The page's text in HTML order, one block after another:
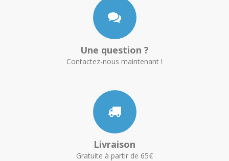
Une question ?
Contactez-nous maintenant !
Livraison
Gratuite à partir de 65€